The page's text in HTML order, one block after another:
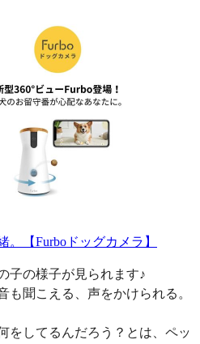
【Furboドッグカメラ】
子の様子が見られます♪
も聞こえる、声をかけられる。
をしてるんだろう？とは、ペッ